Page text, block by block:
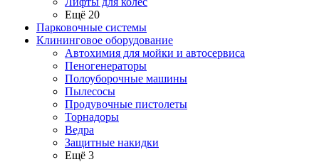
Ещё 20
Парковочные системы
Клининговое оборудование
Автохимия для мойки и автосервиса
Пеногенераторы
Полоуборочные машины
Пылесосы
Продувочные пистолеты
Торнадоры
Ведра
Защитные накидки
Ещё 3